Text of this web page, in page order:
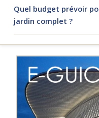
Quel budget prévoir
jardin complet ?